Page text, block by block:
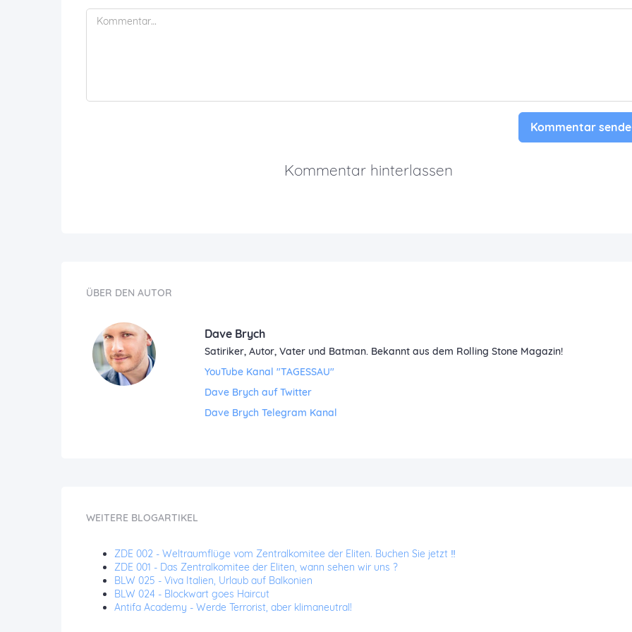
Kommentar
Kommentar hinterlassen
ÜBER DEN AUTOR
Dave Brych
Satiriker, Autor, Vater und Batman. Bekannt aus dem Rolling Stone Magazin!
YouTube Kanal "TAGESSAU"
Dave Brych auf Twitter
Dave Brych Telegram Kanal
WEITERE BLOGARTIKEL
ZDE 002 - Weltraumflüge vom Zentralkomitee der Eliten. Buchen Sie jetzt ‼️
ZDE 001 - Das Zentralkomitee der Eliten, wann sehen wir uns ?
BLW 025 - Viva Italien, Urlaub auf Balkonien
BLW 024 - Blockwart goes Haircut
Antifa Academy - Werde Terrorist, aber klimaneutral!